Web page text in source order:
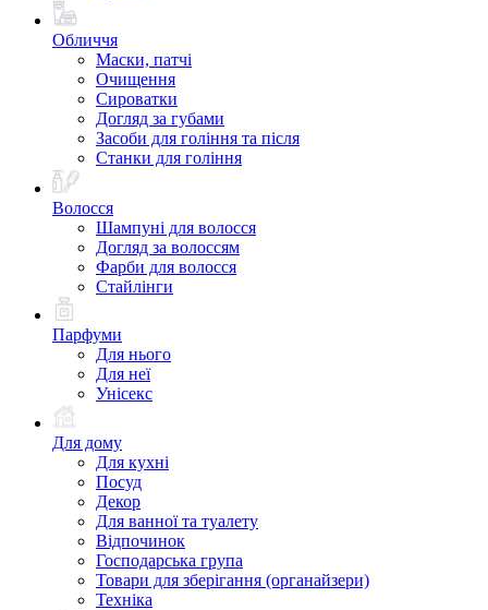
Обличчя
Маски, патчі
Очищення
Сироватки
Догляд за губами
Засоби для гоління та після
Станки для гоління
Волосся
Шампуні для волосся
Догляд за волоссям
Фарби для волосся
Стайлінги
Парфуми
Для нього
Для неї
Унісекс
Для дому
Для кухні
Посуд
Декор
Для ванної та туалету
Відпочинок
Господарська група
Товари для зберігання (органайзери)
Техніка